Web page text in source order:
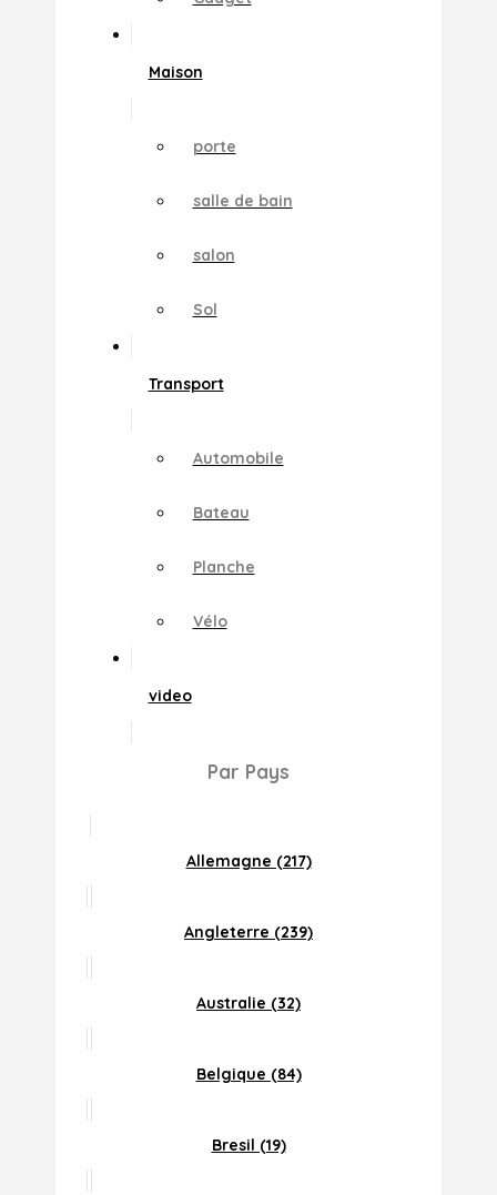
Maison
porte
salle de bain
salon
Sol
Transport
Automobile
Bateau
Planche
Vélo
video
Par Pays
Allemagne (217)
Angleterre (239)
Australie (32)
Belgique (84)
Bresil (19)